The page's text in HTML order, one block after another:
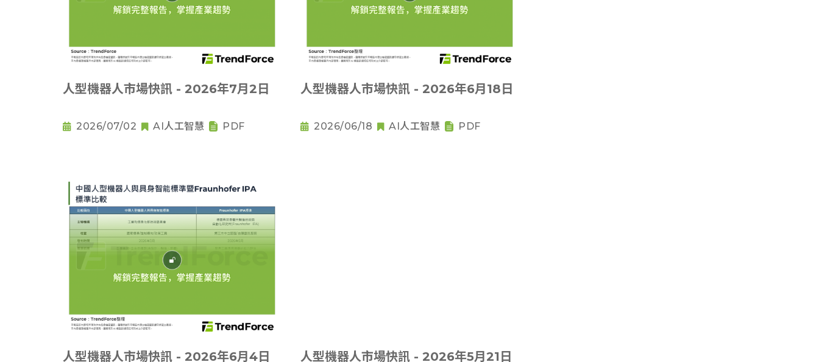
人型機器人市場快訊 - 2026年7月2日
2026/07/02 AI人工智慧 PDF
人型機器人市場快訊 - 2026年6月18日
2026/06/18 AI人工智慧 PDF
人型機器人市場快訊 - 2026年6月4日 人型機器人市場快訊 - 2026年5月21日